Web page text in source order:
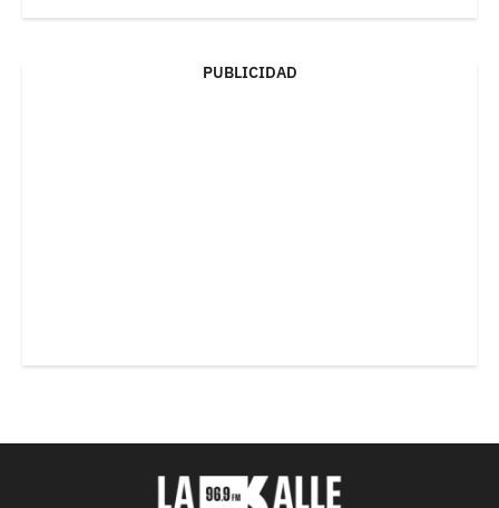
PUBLICIDAD